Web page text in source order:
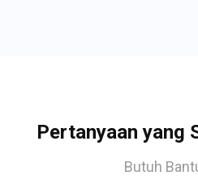
Pertanyaan yang
Butuh